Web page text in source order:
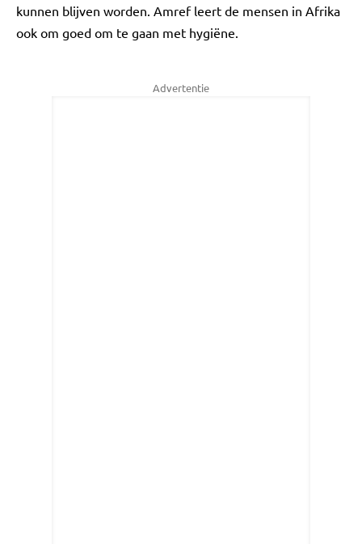
kunnen blijven worden. Amref leert de mensen in Afrika
ook om goed om te gaan met hygiëne.
Advertentie